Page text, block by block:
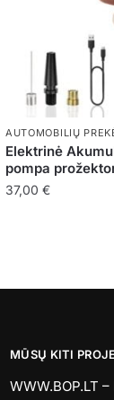
AUTOMOBILIŲ
Elektrinė
pompa
37,00 €
MŪSŲ KITI
WWW.BOP.LT